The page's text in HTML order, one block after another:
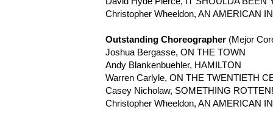
Christopher Wheeldon, AN AMERICAN
Outstanding Choreographer (Mejor
Joshua Bergasse, ON THE TOWN
Andy Blankenbuehler, HAMILTON
Warren Carlyle, ON THE TWENTIETH
Casey Nicholaw, SOMETHING ROTTEN!
Christopher Wheeldon, AN AMERICAN